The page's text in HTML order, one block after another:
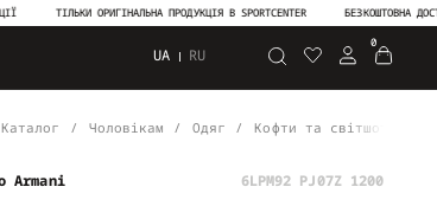
ТІЛЬКИ ОРИГІНАЛЬНА ПРОДУКЦІЯ В SPORTCENTER БЕЗКОШТОВНА
UA RU Пошук
0
Каталог Чоловікам Одяг Кофти та світшоти
Armani 6LPM92 PJ07Z 1200